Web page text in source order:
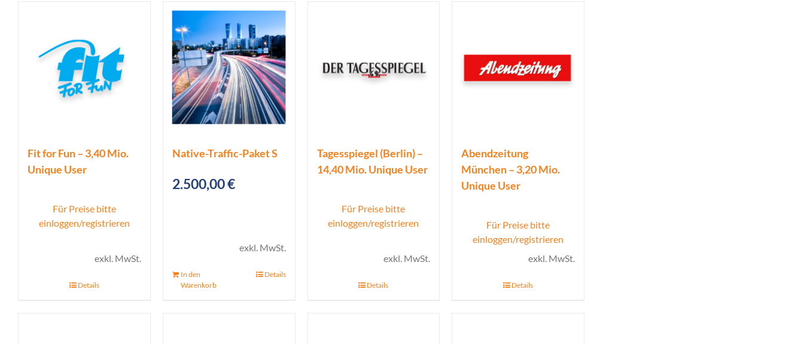
Fit for Fun – 3,40 Mio.
Unique User
Für Preise bitte
einloggen/registrieren
exkl. MwSt.
Details
Native-Traffic-Paket S
2.500,00€
exkl. MwSt.
In den
Warenkorb
Details
Tagesspiegel (Berlin) –
14,40 Mio. Unique User
Für Preise bitte
einloggen/registrieren
exkl. MwSt.
Details
Abendzeitung
München – 3,20 Mio.
Unique User
Für Preise bitte
einloggen/registrieren
exkl. MwSt.
Details